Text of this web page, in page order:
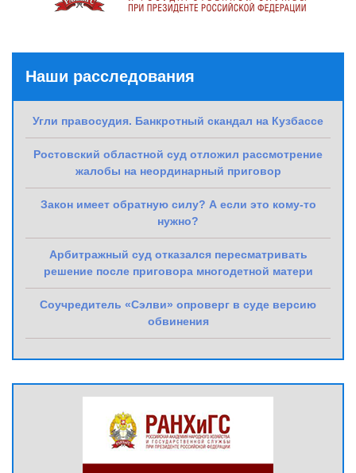
Наши расследования
Угли правосудия. Банкротный скандал на Кузбассе
Ростовский областной суд отложил рассмотрение
жалобы на неординарный приговор
Закон имеет обратную силу? А если это кому-то
нужно?
Арбитражный суд отказался пересматривать
решение после приговора многодетной матери
Соучредитель «Сэлви» опроверг в суде версию
обвинения